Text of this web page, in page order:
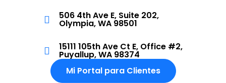
506 4th Ave E, Suite 202,
Olympia, WA 98501
15111 105th Ave Ct E, Office #2,
Puyallup, WA 98374
Mi Portal para Clientes